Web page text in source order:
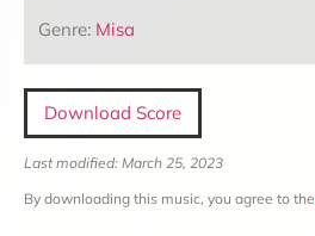
Genre: Misa
Download Score
Last modified: March 25, 2023
By downloading this music, you agree to the